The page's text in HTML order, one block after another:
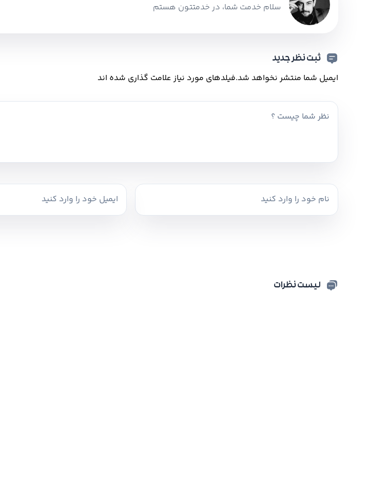
سلام خدمت شما، در خدمتتون هستم
ثبت نظر جدید
ایمیل شما منتشر نخواهد شد.فیلدهای مورد نیاز علامت گذاری شده اند
لیست نظرات